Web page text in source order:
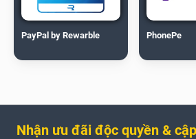
PayPal by Rewarble PhonePe
Nhận ưu đãi độc quyền &